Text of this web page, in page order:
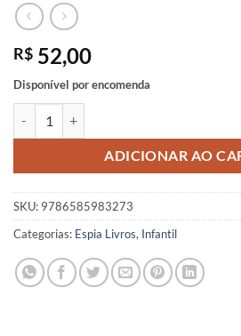
R$ 52,00
Disponível por encomenda
ADICIONAR AO
SKU: 9786585983273
Categorias: Espia Livros, Infantil